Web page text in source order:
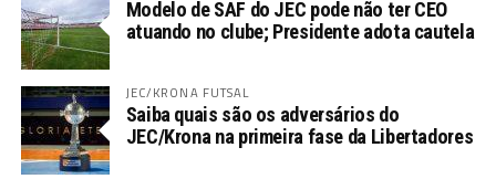
Modelo de SAF do JEC pode não ter CEO
atuando no clube; Presidente adota cautela
JEC/KRONA FUTSAL
Saiba quais são os adversários do
JEC/Krona na primeira fase da Libertadores